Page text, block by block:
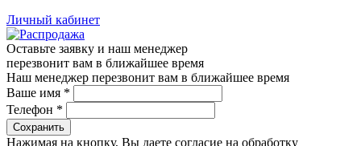
Личный кабинет
Оставьте заявку и наш менеджер
перезвонит вам в ближайшее время
Наш менеджер перезвонит вам в ближайшее время
Ваше имя *
Телефон *
Сохранить
Нажимая на кнопку, Вы даете согласие на обработку